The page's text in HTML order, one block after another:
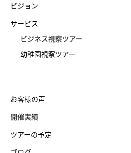
ビジョン
サービス
ビジネス視察ツアー
幼稚園視察ツアー
お客様の声
開催実績
ツアーの予定